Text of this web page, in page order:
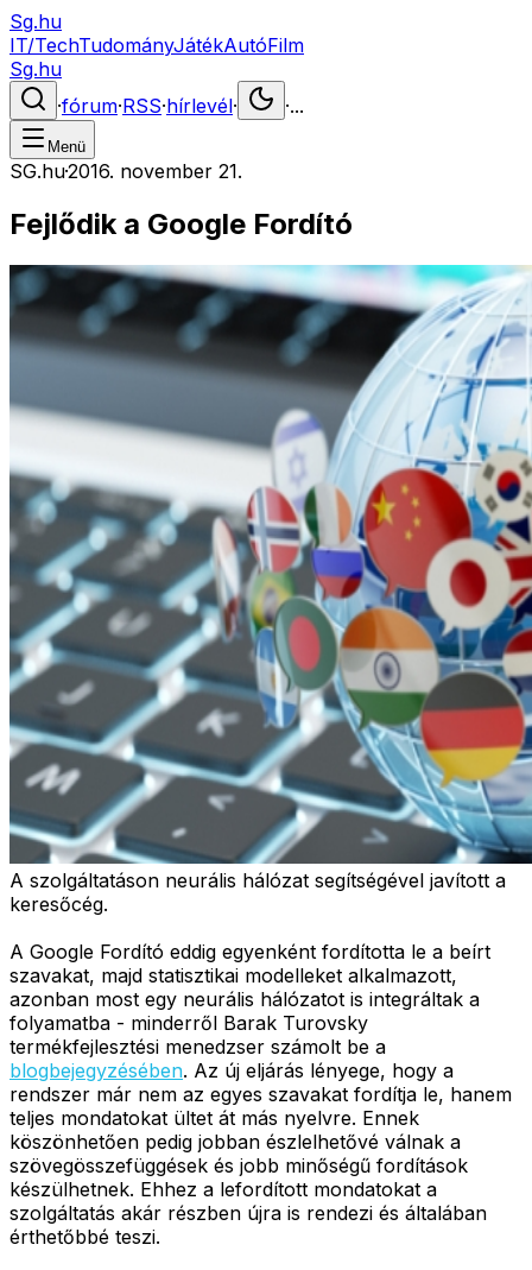
Sg.hu
IT/TechTudományJátékAutóFilm
Sg.hu
·fórum·RSS·hírlevél· ·...
Menü
SG.hu·2016. november 21.
Fejlődik a Google Fordító
A szolgáltatáson neurális hálózat segítségével javított a
keresőcég.
A Google Fordító eddig egyenként fordította le a beírt
szavakat, majd statisztikai modelleket alkalmazott,
azonban most egy neurális hálózatot is integráltak a
folyamatba - minderről Barak Turovsky
termékfejlesztési menedzser számolt be a
blogbejegyzésében. Az új eljárás lényege, hogy a
rendszer már nem az egyes szavakat fordítja le, hanem
teljes mondatokat ültet át más nyelvre. Ennek
köszönhetően pedig jobban észlelhetővé válnak a
szövegösszefüggések és jobb minőségű fordítások
készülhetnek. Ehhez a lefordított mondatokat a
szolgáltatás akár részben újra is rendezi és általában
érthetőbbé teszi.